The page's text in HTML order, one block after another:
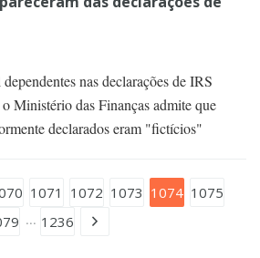
nas declarações de IRS
Ministério das Finanças admite que
declarados eram "fictícios"
1071 1072 1073 1074 1075
... 1236